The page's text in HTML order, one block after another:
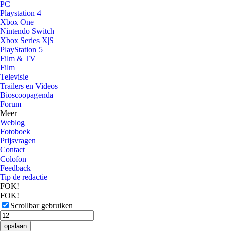
PC
Playstation 4
Xbox One
Nintendo Switch
Xbox Series X|S
PlayStation 5
Film & TV
Film
Televisie
Trailers en Videos
Bioscoopagenda
Forum
Meer
Weblog
Fotoboek
Prijsvragen
Contact
Colofon
Feedback
Tip de redactie
FOK!
FOK!
Scrollbar gebruiken
opslaan